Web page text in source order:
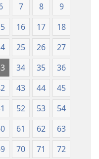
l-
Iskrittura
Mqaddsa
(Reviżjoni
tal-
2013)
Ġdida
taʼ
Iskrittura
Mqaddsa
(Reviżjoni
tal-
2013)
7 8
9
16 17
18
25 26
27
34 35
36
43 44
45
52 53
54
61 62
63
70 71
72